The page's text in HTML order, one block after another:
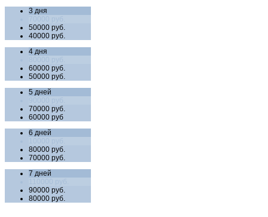
3 дня
50000 руб.
40000 руб.
4 дня
60000 руб.
50000 руб.
5 дней
70000 руб.
60000 руб
6 дней
80000 руб.
70000 руб.
7 дней
90000 руб.
80000 руб.